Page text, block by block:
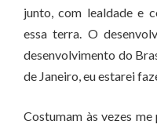
junto, com lealdade e
essa terra. O
desenvolvimento do
de Janeiro, eu estarei
Costumam às vezes